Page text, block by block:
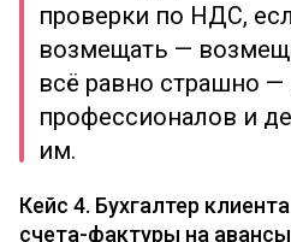
проверки по НДС,
возмещать —
всё равно страшно —
профессионалов и
им.
Кейс 4. Бухгалтер
счета-фактуры на